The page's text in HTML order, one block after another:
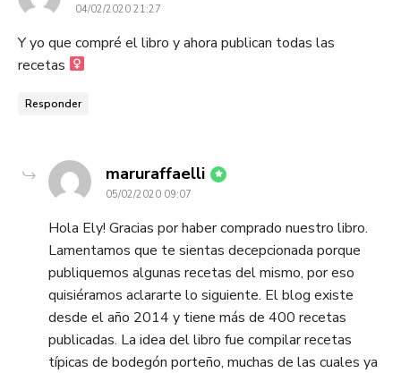
04/02/2020 21:27
Y yo que compré el libro y ahora publican todas las
recetas ‍
Responder
maruraffaelli dice:
05/02/2020 09:07
Hola Ely! Gracias por haber comprado nuestro libro.
Lamentamos que te sientas decepcionada porque
publiquemos algunas recetas del mismo, por eso
quisiéramos aclararte lo siguiente. El blog existe
desde el año 2014 y tiene más de 400 recetas
publicadas. La idea del libro fue compilar recetas
típicas de bodegón porteño, muchas de las cuales ya